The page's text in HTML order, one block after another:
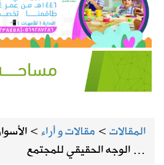
المقالات> مقالات و أراء>
… الوجه الحقيقي للمجتمع